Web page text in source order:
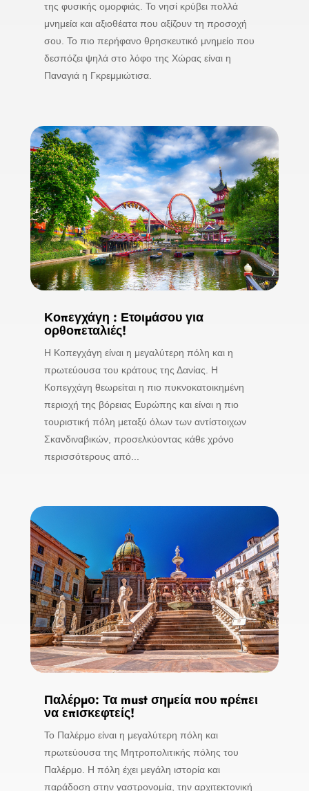
της φυσικής ομορφιάς. Το νησί κρύβει πολλά
μνημεία και αξιοθέατα που αξίζουν τη προσοχή
σου. Το πιο περήφανο θρησκευτικό μνημείο που
δεσπόζει ψηλά στο λόφο της Χώρας είναι η
Παναγιά η Γκρεμμιώτισα.
Κοπεγχάγη : Ετοιμάσου για
ορθοπεταλιές!
Η Κοπεγχάγη είναι η μεγαλύτερη πόλη και η
πρωτεύουσα του κράτους της Δανίας. Η
Κοπεγχάγη θεωρείται η πιο πυκνοκατοικημένη
περιοχή της βόρειας Ευρώπης και είναι η πιο
τουριστική πόλη μεταξύ όλων των αντίστοιχων
Σκανδιναβικών, προσελκύοντας κάθε χρόνο
περισσότερους από...
Παλέρμο: Τα must σημεία που πρέπει
να επισκεφτείς!
Το Παλέρμο είναι η μεγαλύτερη πόλη και
πρωτεύουσα της Μητροπολιτικής πόλης του
Παλέρμο. Η πόλη έχει μεγάλη ιστορία και
παράδοση στην γαστρονομία, την αρχιτεκτονική